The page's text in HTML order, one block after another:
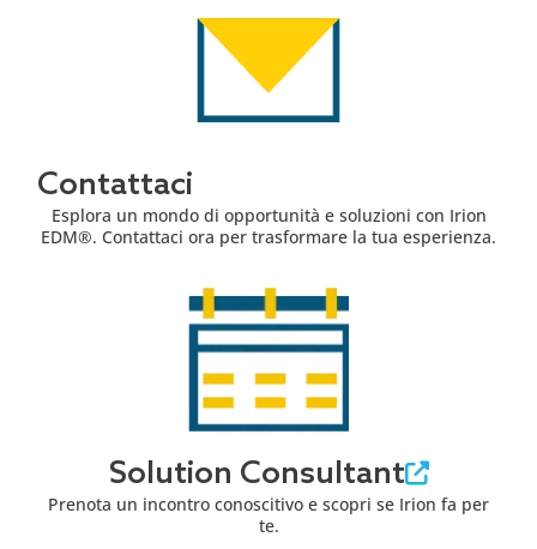
Contattaci
Esplora un mondo di opportunità e soluzioni con Irion
EDM®. Contattaci ora per trasformare la tua esperienza.
Solution Consultant
Prenota un incontro conoscitivo e scopri se Irion fa per
te.